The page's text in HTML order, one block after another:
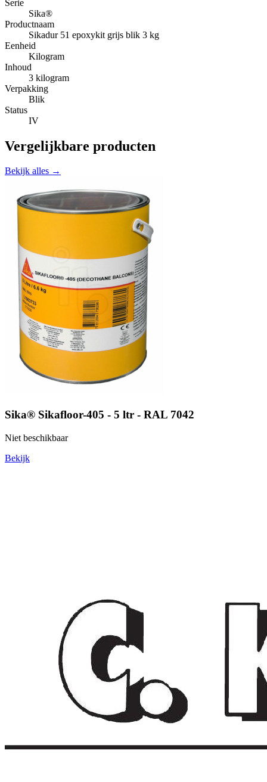
Serie
Sika®
Productnaam
Sikadur 51 epoxykit grijs blik 3 kg
Eenheid
Kilogram
Inhoud
3 kilogram
Verpakking
Blik
Status
IV
Vergelijkbare producten
Bekijk alles →
Sika® Sikafloor-405 - 5 ltr - RAL 7042
Niet beschikbaar
Bekijk